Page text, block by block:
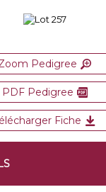
Pedigree
PDF Pedigree
Fiche